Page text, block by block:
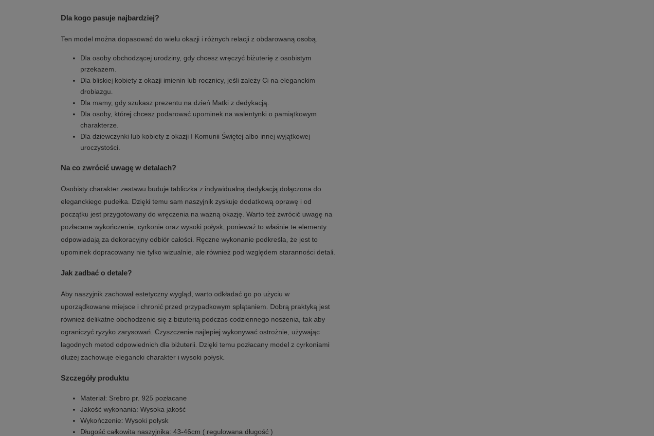
Dla kogo pasuje najbardziej?
Ten model można dopasować do wielu okazji i różnych relacji z obdarowaną osobą.
Dla osoby obchodzącej urodziny, gdy chcesz wręczyć biżuterię z osobistym
przekazem.
Dla bliskiej kobiety z okazji imienin lub rocznicy, jeśli zależy Ci na eleganckim
drobiazgu.
Dla mamy, gdy szukasz prezentu na dzień Matki z dedykacją.
Dla osoby, której chcesz podarować upominek na walentynki o pamiątkowym
charakterze.
Dla dziewczynki lub kobiety z okazji I Komunii Świętej albo innej wyjątkowej
uroczystości.
Na co zwrócić uwagę w detalach?
Osobisty charakter zestawu buduje tabliczka z indywidualną dedykacją dołączona do
eleganckiego pudełka. Dzięki temu sam naszyjnik zyskuje dodatkową oprawę i od
początku jest przygotowany do wręczenia na ważną okazję. Warto też zwrócić uwagę na
pozłacane wykończenie, cyrkonie oraz wysoki połysk, ponieważ to właśnie te elementy
odpowiadają za dekoracyjny odbiór całości. Ręczne wykonanie podkreśla, że jest to
upominek dopracowany nie tylko wizualnie, ale również pod względem staranności detali.
Jak zadbać o detale?
Aby naszyjnik zachował estetyczny wygląd, warto odkładać go po użyciu w
uporządkowane miejsce i chronić przed przypadkowym splątaniem. Dobrą praktyką jest
również delikatne obchodzenie się z biżuterią podczas codziennego noszenia, tak aby
ograniczyć ryzyko zarysowań. Czyszczenie najlepiej wykonywać ostrożnie, używając
łagodnych metod odpowiednich dla biżuterii. Dzięki temu pozłacany model z cyrkoniami
dłużej zachowuje elegancki charakter i wysoki połysk.
Szczegóły produktu
Materiał: Srebro pr. 925 pozłacane
Jakość wykonania: Wysoka jakość
Wykończenie: Wysoki połysk
Długość całkowita naszyjnika: 43-46cm ( regulowana długość )